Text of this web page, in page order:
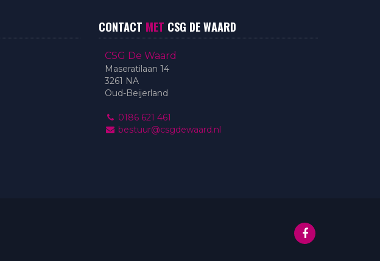
CONTACT MET CSG DE WAARD
CSG De Waard
Maseratilaan 14
3261 NA
Oud-Beijerland
0186 621 461
bestuur@csgdewaard.nl